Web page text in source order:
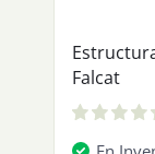
Falcat